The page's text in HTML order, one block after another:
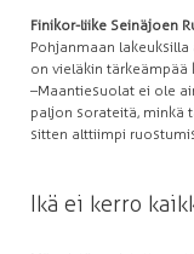
Finikor-liike Seinäjoen
Pohjanmaan
on vieläkin tärkeämpää
–Maantiesuolat ei ole
paljon sorateitä, minkä
sitten alttiimpi
Ikä ei kerro